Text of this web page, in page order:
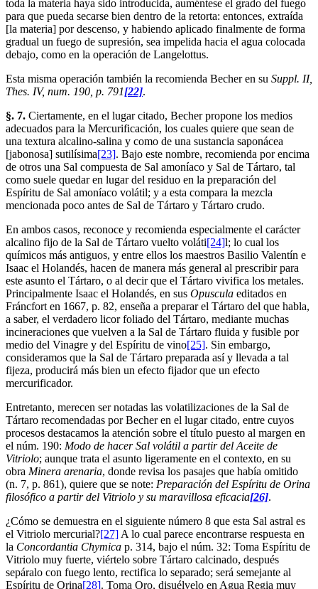
toda la materia haya sido introducida, auméntese el grado del fuego
para que pueda secarse bien dentro de la retorta: entonces, extraída
[la materia] por descenso, y habiendo aplicado finalmente de forma
gradual un fuego de supresión, sea impelida hacia el agua colocada
debajo, como en la operación de Langelottus.
Esta misma operación también la recomienda Becher en su Suppl. II,
Thes. IV, num. 190, p. 791[22].
§. 7. Ciertamente, en el lugar citado, Becher propone los medios
adecuados para la Mercurificación, los cuales quiere que sean de
una textura alcalino-salina y como de una sustancia saponácea
[jabonosa] sutilísima[23]. Bajo este nombre, recomienda por encima
de otros una Sal compuesta de Sal amoníaco y Sal de Tártaro, tal
como suele quedar en lugar del residuo en la preparación del
Espíritu de Sal amoníaco volátil; y a esta compara la mezcla
mencionada poco antes de Sal de Tártaro y Tártaro crudo.
En ambos casos, reconoce y recomienda especialmente el carácter
alcalino fijo de la Sal de Tártaro vuelto voláti[24]l; lo cual los
químicos más antiguos, y entre ellos los maestros Basilio Valentín e
Isaac el Holandés, hacen de manera más general al prescribir para
este asunto el Tártaro, o al decir que el Tártaro vivifica los metales.
Principalmente Isaac el Holandés, en sus Opuscula editados en
Fráncfort en 1667, p. 82, enseña a preparar el Tártaro del que habla,
a saber, el verdadero licor foliado del Tártaro, mediante muchas
incineraciones que vuelven a la Sal de Tártaro fluida y fusible por
medio del Vinagre y del Espíritu de vino[25]. Sin embargo,
consideramos que la Sal de Tártaro preparada así y llevada a tal
fijeza, producirá más bien un efecto fijador que un efecto
mercurificador.
Entretanto, merecen ser notadas las volatilizaciones de la Sal de
Tártaro recomendadas por Becher en el lugar citado, entre cuyos
procesos destacamos la atención sobre el título puesto al margen en
el núm. 190: Modo de hacer Sal volátil a partir del Aceite de
Vitriolo; aunque trata el asunto ligeramente en el contexto, en su
obra Minera arenaria, donde revisa los pasajes que había omitido
(n. 7, p. 861), quiere que se note: Preparación del Espíritu de Orina
filosófico a partir del Vitriolo y su maravillosa eficacia[26].
¿Cómo se demuestra en el siguiente número 8 que esta Sal astral es
el Vitriolo mercurial?[27] A lo cual parece encontrarse respuesta en
la Concordantia Chymica p. 314, bajo el núm. 32: Toma Espíritu de
Vitriolo muy fuerte, viértelo sobre Tártaro calcinado, después
sepáralo con fuego lento, rectifica lo separado; será semejante al
Espíritu de Orina[28]. Toma Oro, disuélvelo en Agua Regia muy